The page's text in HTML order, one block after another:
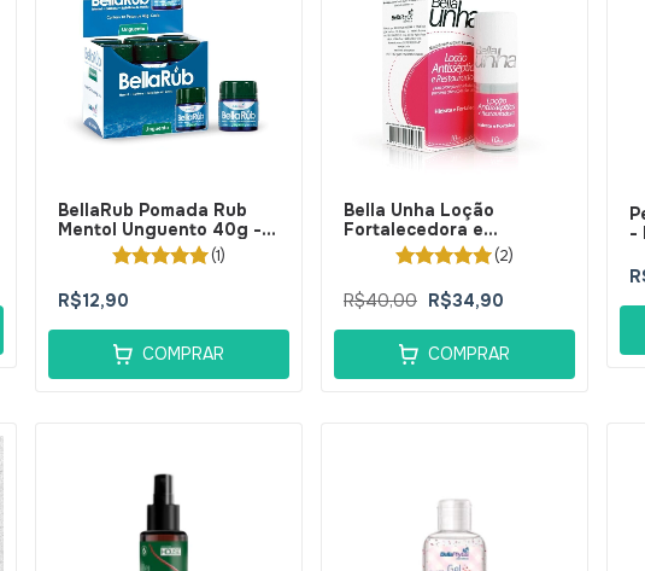
BellaRub Pomada Rub
Mentol Unguento 40g -
BellaPhytus
(1)
R$12,90
COMPRAR
Bella Unha Loção
Fortalecedora e
Reparadora 10ml -
BellaPhytus
(2)
R$40,00 R$34,90
COMPRAR
-